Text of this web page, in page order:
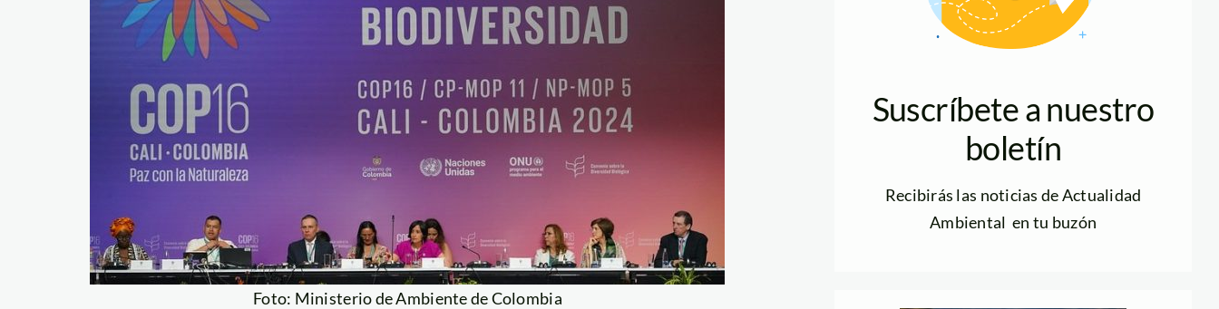
Foto: Ministerio de Ambiente de Colombia
Suscríbete a nuestro
boletín
Recibirás las noticias de Actualidad
Ambiental en tu buzón